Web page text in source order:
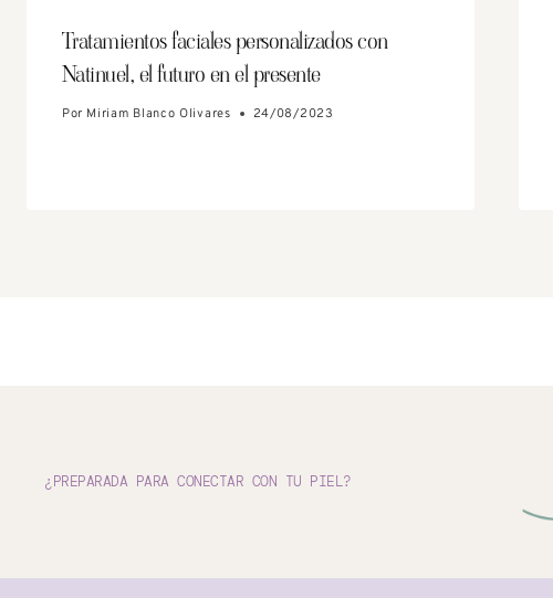
Tratamientos faciales personalizados con
Natinuel, el futuro en el presente
Por Miriam Blanco Olivares 24/08/2023
¿PREPARADA PARA CONECTAR CON TU PIEL?